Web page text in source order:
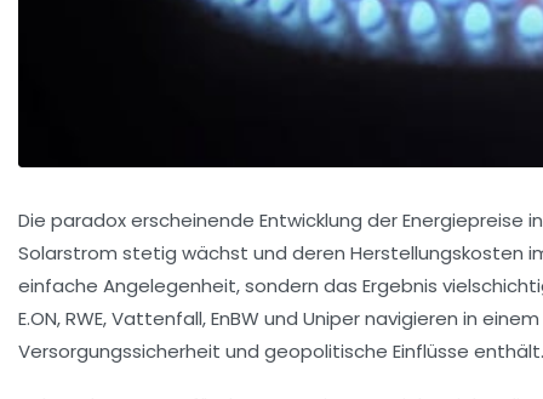
Die paradox erscheinende Entwicklung der Energiepreise
Solarstrom stetig wächst und deren Herstellungskosten
einfache Angelegenheit, sondern das Ergebnis
E.ON,RWE,Vattenfall,EnBWund Unipernavigieren in
Versorgungssicherheit und geopolitische Einflüsse enthält.